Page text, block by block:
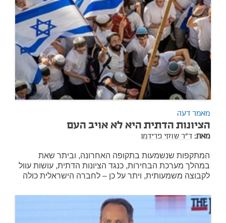
מאמר דעה
הציונות הדתית היא לא אויב העם
מאת: ד"ר שוקי פרידמן
המתקפות שנשמעות בתקופה האחרונה, וביתר שאת
במהלך מערכת הבחירות, כנגד הציונות הדתית, עושות עוול
לקבוצה משמעותית, ויתר על כן – לחברה הישראלית כולה